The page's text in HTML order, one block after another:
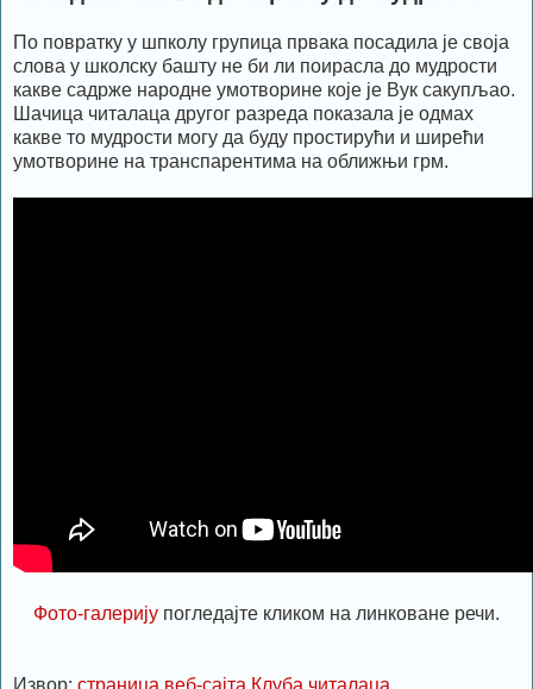
По повратку у шпколу групица првака посадила је своја
слова у школску башту не би ли поирасла до мудрости
какве садрже народне умотворине које је Вук сакупљао.
Шачица читалаца другог разреда показала је одмах
какве то мудрости могу да буду простирући и ширећи
умотворине на транспарентима на оближњи грм.
Фото-галерију погледајте кликом на линковане речи.
Извор: страница веб-сајта Клуба читалаца